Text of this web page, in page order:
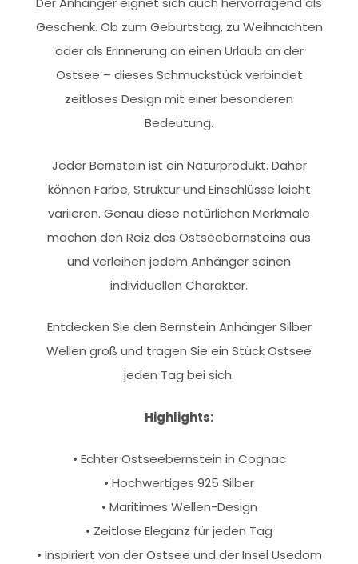
Geschenk. Ob zum Geburtstag, zu Weihnachten
oder als Erinnerung an einen Urlaub an der
Ostsee – dieses Schmuckstück verbindet
zeitloses Design mit einer besonderen
Bedeutung.
Jeder Bernstein ist ein Naturprodukt. Daher
können Farbe, Struktur und Einschlüsse leicht
variieren. Genau diese natürlichen Merkmale
machen den Reiz des Ostseebernsteins aus
und verleihen jedem Anhänger seinen
individuellen Charakter.
Entdecken Sie den Bernstein Anhänger Silber
Wellen groß und tragen Sie ein Stück Ostsee
jeden Tag bei sich.
Highlights:
• Echter Ostseebernstein in Cognac
• Hochwertiges 925 Silber
• Maritimes Wellen-Design
• Zeitlose Eleganz für jeden Tag
• Inspiriert von der Ostsee und der Insel Usedom